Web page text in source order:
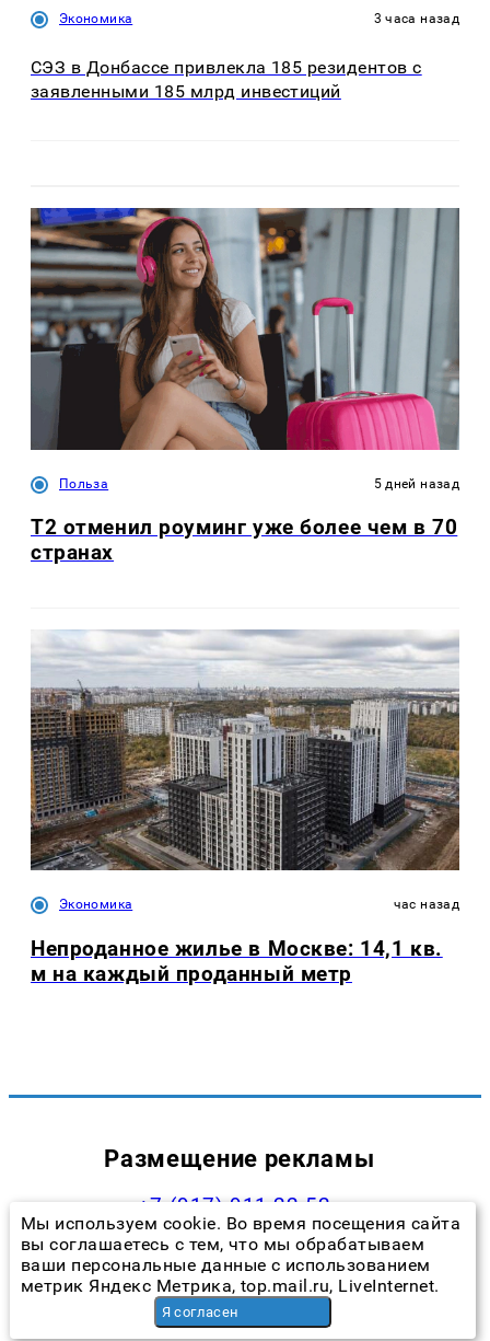
Экономика 3 часа назад
СЭЗ в Донбассе привлекла 185 резидентов с
заявленными 185 млрд инвестиций
Польза 5 дней назад
Т2 отменил роуминг уже более чем в 70
странах
Экономика час назад
Непроданное жилье в Москве: 14,1 кв.
м на каждый проданный метр
Размещение рекламы
+7 (917) 911-22-52
andrey@prokazan.ru
Прайс-лист
Наши менеджеры
Мы используем cookie. Во время посещения сайта
вы соглашаетесь с тем, что мы обрабатываем
ваши персональные данные с использованием
метрик Яндекс Метрика, top.mail.ru, LiveInternet.
Я согласен